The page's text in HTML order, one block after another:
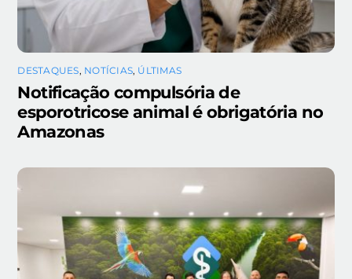
DESTAQUES, NOTÍCIAS, ÚLTIMAS
Notificação compulsória de
esporotricose animal é obrigatória no
Amazonas